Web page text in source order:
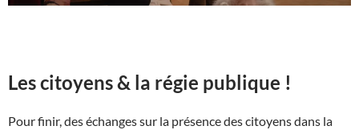
Les citoyens & la régie publique !
Pour finir, des échanges sur la présence des citoyens dans la